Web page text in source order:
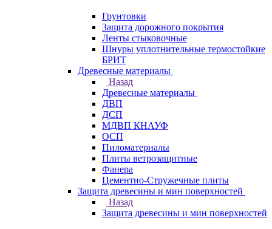
Грунтовки
Защита дорожного покрытия
Ленты стыковочные
Шнуры уплотнительные термостойкие
БРИТ
Древесные материалы
Назад
Древесные материалы
ДВП
ДСП
МДВП КНАУФ
ОСП
Пиломатериалы
Плиты ветрозащитные
Фанера
Цементно-Стружечные плиты
Защита древесины и мин поверхностей
Назад
Защита древесины и мин поверхностей